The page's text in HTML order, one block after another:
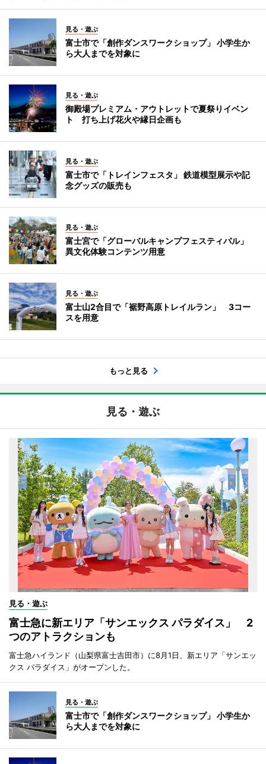
見る・遊ぶ
富士市で「創作ダンスワークショップ」 小学生か
ら大人までを対象に
見る・遊ぶ
御殿場プレミアム・アウトレットで夏祭りイベン
ト 打ち上げ花火や縁日企画も
見る・遊ぶ
富士市で「トレインフェスタ」 鉄道模型展示や記
念グッズの販売も
見る・遊ぶ
富士宮で「グローバルキャンプフェスティバル」
異文化体験コンテンツ用意
見る・遊ぶ
富士山2合目で「裾野高原トレイルラン」 3コー
スを用意
もっと見る
見る・遊ぶ
見る・遊ぶ
富士急に新エリア「サンエックス パラダイス」 2
つのアトラクションも
富士急ハイランド（山梨県富士吉田市）に8月1日、新エリア「サンエッ
クス パラダイス」がオープンした。
見る・遊ぶ
富士市で「創作ダンスワークショップ」 小学生か
ら大人までを対象に